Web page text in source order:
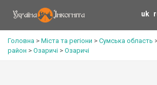
uk
Головна > Міста та регіони > Сумська область
район > Озаричі > Озаричі